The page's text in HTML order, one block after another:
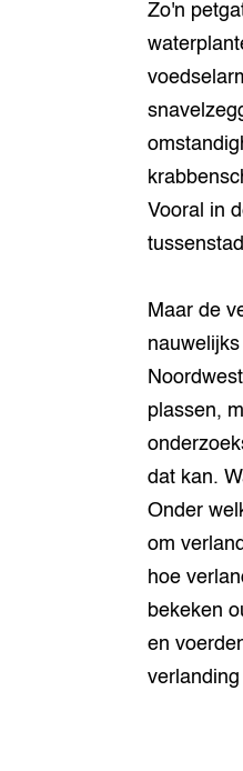
Zo'n
Vooral in
Maar de
plassen,
dat kan.
Onder
om
hoe
bekeken
en